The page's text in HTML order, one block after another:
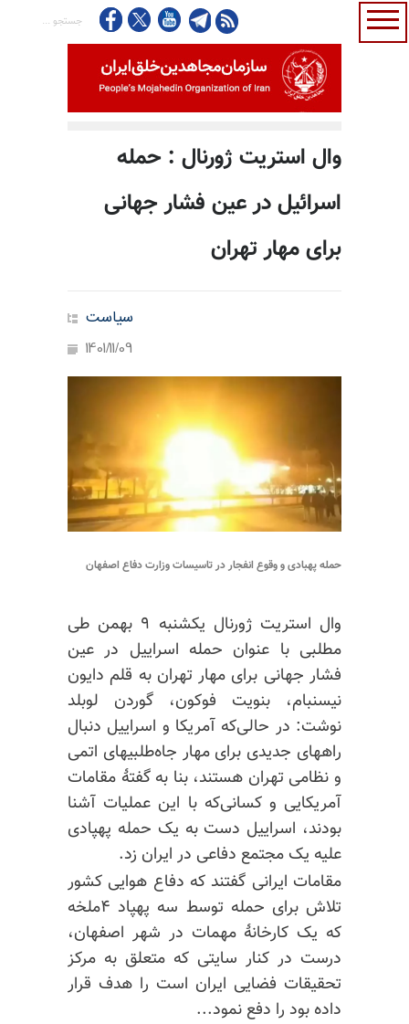
وال‌ استریت ژورنال : حمله
اسرائیل در عین فشار جهانی
برای مهار تهران
سیاست
1401/11/09
حمله پهبادی و وقوع انفجار در تاسیسات وزارت دفاع اصفهان
وال استریت ژورنال یکشنبه ۹ بهمن طی
مطلبی با عنوان حمله اسراییل در عین
فشار جهانی برای مهار تهران به قلم دایون
نیسنبام، بنویت فوکون، گوردن لوبلد
نوشت: در حالی‌که آمریکا و اسراییل دنبال
راههای جدیدی برای مهار جاه‌طلبیهای اتمی
و نظامی تهران هستند، بنا به گفتهٔ مقامات
آمریکایی و کسانی‌که با این عملیات آشنا
بودند، اسراییل دست به یک حمله پهپادی
علیه یک مجتمع دفاعی در ایران زد.
مقامات ایرانی گفتند که دفاع هوایی کشور
تلاش برای حمله توسط سه پهپاد ۴ملخه
که یک کارخانهٔ مهمات در شهر اصفهان،
درست در کنار سایتی که متعلق به مرکز
تحقیقات فضایی ایران است را هدف قرار
داده بود را دفع نمود...